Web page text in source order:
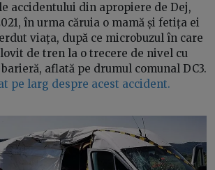
accidentului din apropiere de Dej,
în urma căruia o mamă și fetița ei
viața, după ce microbuzul în care
de tren la o trecere de nivel cu
aflată pe drumul comunal DC3.
pe larg despre acest accident.